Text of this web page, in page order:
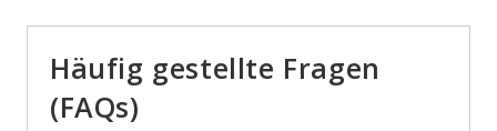
Häufig gestellte Fragen
(FAQs)